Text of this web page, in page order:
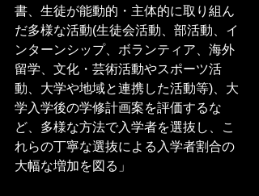
書、生徒が能動的・主体的に取り組ん
だ多様な活動(生徒会活動、部活動、イ
ンターンシップ、ボランティア、海外
留学、文化・芸術活動やスポーツ活
動、大学や地域と連携した活動等)、大
学入学後の学修計画案を評価するな
ど、多様な方法で入学者を選抜し、こ
れらの丁寧な選抜による入学者割合の
大幅な増加を図る」